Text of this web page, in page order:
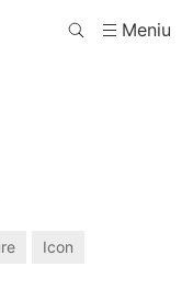
Meniu
Icon